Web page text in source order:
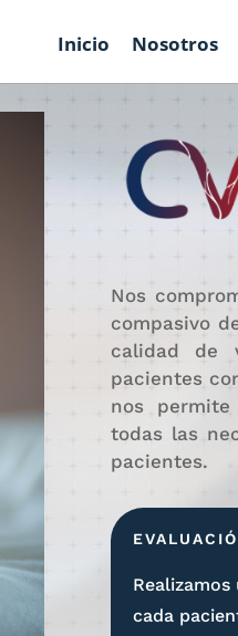
Inicio Nosotros
Nos
compasivo
calidad de
pacientes
nos
todas las
pacientes.
cada